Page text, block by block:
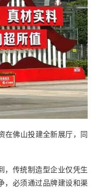
在佛山投建全新展厅，同
，传统制造型企业仅凭生
，必须通过品牌建设和渠